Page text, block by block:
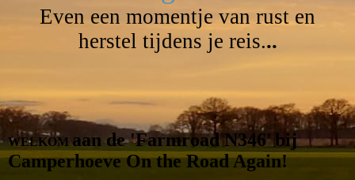
Even een momentje van rust en
herstel tijdens je reis...
WELKOM aan de 'Farmroad N346'bij
Camperhoeve On the Road Again!